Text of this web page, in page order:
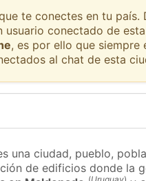
te conectes en tu país.
conectado de
, es por ello que siempre
al chat de esta
una ciudad, pueblo,
de edificios donde la